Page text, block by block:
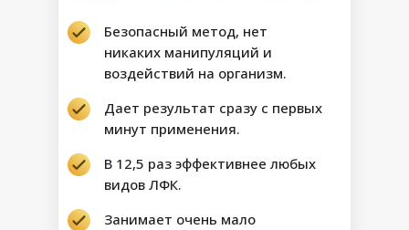
Занимает очень мало
Дает результат сразу с первых
минут применения.
Безопасный метод, нет
никаких манипуляций и
воздействий на организм.
В 12,5 раз эффективнее любых
видов ЛФК.